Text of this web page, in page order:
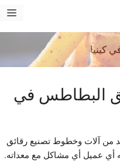
البطاطس في
من آلات وخطوط تصنيع رقائق
أي عميل أي مشاكل مع معداته.